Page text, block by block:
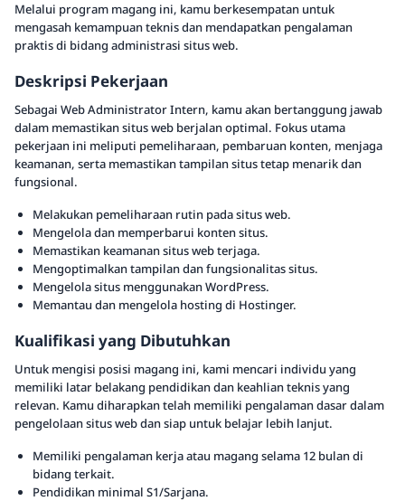
Melalui program magang ini, kamu berkesempatan untuk
mengasah kemampuan teknis dan mendapatkan pengalaman
praktis di bidang administrasi situs web.
Deskripsi Pekerjaan
Sebagai Web Administrator Intern, kamu akan bertanggung jawab
dalam memastikan situs web berjalan optimal. Fokus utama
pekerjaan ini meliputi pemeliharaan, pembaruan konten, menjaga
keamanan, serta memastikan tampilan situs tetap menarik dan
fungsional.
Melakukan pemeliharaan rutin pada situs web.
Mengelola dan memperbarui konten situs.
Memastikan keamanan situs web terjaga.
Mengoptimalkan tampilan dan fungsionalitas situs.
Mengelola situs menggunakan WordPress.
Memantau dan mengelola hosting di Hostinger.
Kualifikasi yang Dibutuhkan
Untuk mengisi posisi magang ini, kami mencari individu yang
memiliki latar belakang pendidikan dan keahlian teknis yang
relevan. Kamu diharapkan telah memiliki pengalaman dasar dalam
pengelolaan situs web dan siap untuk belajar lebih lanjut.
Memiliki pengalaman kerja atau magang selama 12 bulan di
bidang terkait.
Pendidikan minimal S1/Sarjana.